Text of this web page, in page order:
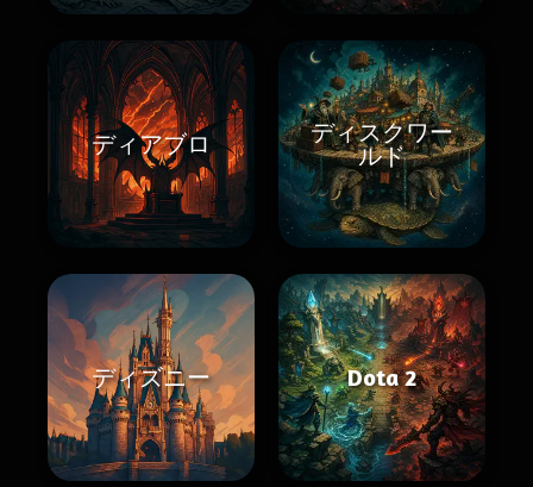
ディアブロ
ディスクワー
ルド
ディズニー Dota 2